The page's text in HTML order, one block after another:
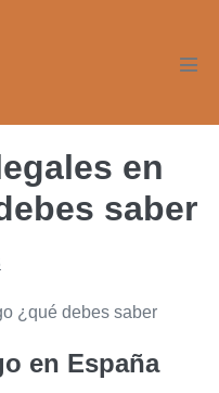
en
saber
¿qué debes saber
en España